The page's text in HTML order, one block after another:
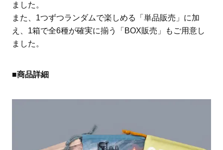
ました。
また、1つずつランダムで楽しめる「単品販売」に加
え、1箱で全6種が確実に揃う「BOX販売」もご用意し
ました。
■商品詳細